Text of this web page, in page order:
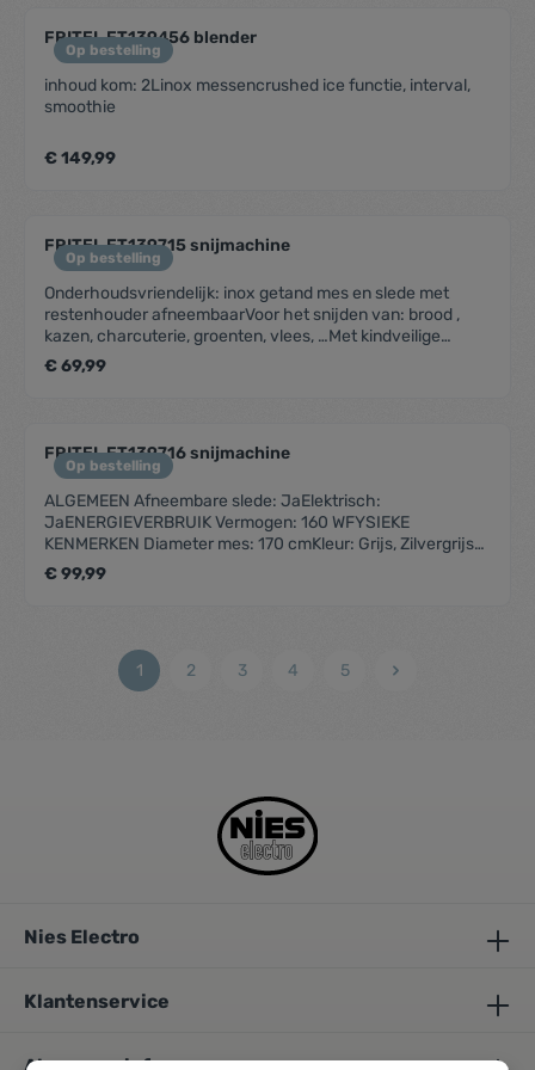
Op bestelling
FRITEL FT139456 blender
inhoud kom: 2Linox messencrushed ice functie, interval,
smoothie
€ 149,99
Op bestelling
FRITEL FT139715 snijmachine
Onderhoudsvriendelijk: inox getand mes en slede met
restenhouder afneembaarVoor het snijden van: brood ,
kazen, charcuterie, groenten, vlees, …Met kindveilige
AAN/UIT schakelaarMakkelijk op te bergen en te
verplaatsenDichtklapbaarAlgemeenAfneembare slede
InoxMestype Inox getand
mesGebruiksgemakDikteregeling 0 - 15 mmMet
€ 69,99
Op bestelling
FRITEL FT139716 snijmachine
ALGEMEEN Afneembare slede: JaElektrisch:
JaENERGIEVERBRUIK Vermogen: 160 WFYSIEKE
KENMERKEN Diameter mes: 170 cmKleur: Grijs, Zilvergrijs
(RAL 7001)Materiaal: InoxMestype: Gekarteld inox
mesGEBRUIKSGEMAK Dikteregeling: 0 - 20 mmMet
€ 99,99
1 2 3 4 5
Nies Electro
Klantenservice
Algemene info